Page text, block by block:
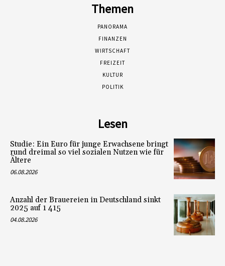
Themen
PANORAMA
FINANZEN
WIRTSCHAFT
FREIZEIT
KULTUR
POLITIK
Lesen
Studie: Ein Euro für junge Erwachsene bringt
rund dreimal so viel sozialen Nutzen wie für
Ältere
06.08.2026
Anzahl der Brauereien in Deutschland sinkt
2025 auf 1 415
04.08.2026